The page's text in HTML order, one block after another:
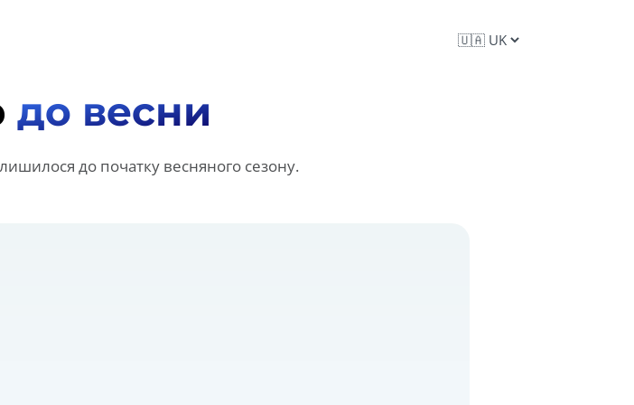
до весни
до початку весняного сезону.